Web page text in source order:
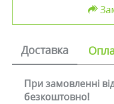
Доставка
При замовленні
безкоштовно!